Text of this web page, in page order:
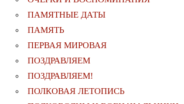
ПАМЯТНЫЕ ДАТЫ
ПАМЯТЬ
ПЕРВАЯ МИРОВАЯ
ПОЗДРАВЛЯЕМ
ПОЗДРАВЛЯЕМ!
ПОЛКОВАЯ ЛЕТОПИСЬ